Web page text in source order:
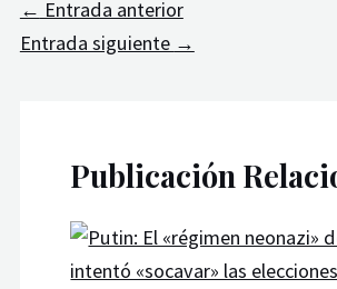
← Entrada anterior
Entrada siguiente →
Publicación